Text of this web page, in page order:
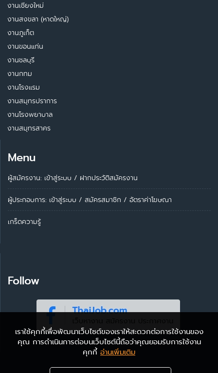
งานเชียงใหม่
งานสงขลา (หาดใหญ่)
งานภูเก็ต
งานขอนแก่น
งานชลบุรี
งานกทม
งานโรงแรม
งานสมุทรปราการ
งานโรงพยาบาล
งานสมุทรสาคร
Menu
ผู้สมัครงาน: เข้าสู่ระบบ / ฝากประวัติสมัครงาน
ผู้ประกอบการ: เข้าสู่ระบบ / สมัครสมาชิก / อัตราค่าโฆษณา
เกร็ดความรู้
Follow
เราใช้คุกกี้เพื่อพัฒนาเว็บไซต์ของเราให้สะดวกต่อการใช้งานของ
คุณ การดำเนินการต่อบนเว็บไซต์นี้ถือว่าคุณยอมรับการใช้งาน
คุกกี้ อ่านเพิ่มเติม